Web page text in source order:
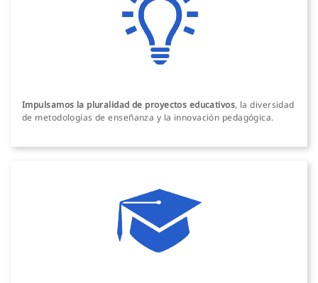
Impulsamos la pluralidad de proyectos educativos, la diversidad
de metodologías de enseñanza y la innovación pedagógica.